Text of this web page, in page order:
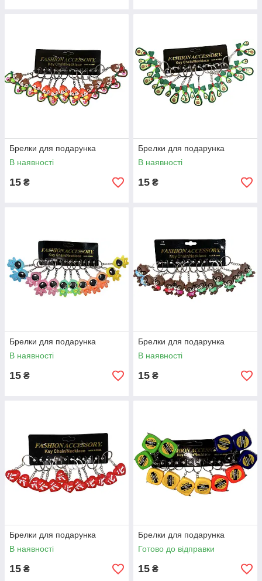
Брелки для подарунка
В наявності
15 ₴
Брелки для подарунка
В наявності
15 ₴
Брелки для подарунка
В наявності
15 ₴
Брелки для подарунка
В наявності
15 ₴
Брелки для подарунка
В наявності
15 ₴
Брелки для подарунка
Готово до відправки
15 ₴